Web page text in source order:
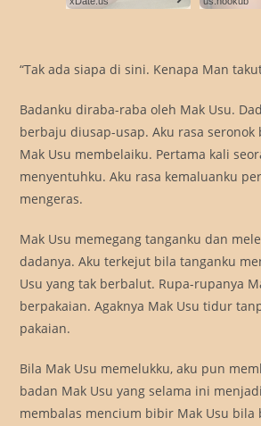
“Tak ada siapa di sini. Kenapa Man
Badanku diraba-raba oleh Mak Usu.
berbaju diusap-usap. Aku rasa
Mak Usu membelaiku. Pertama kali
menyentuhku. Aku rasa kemaluanku
mengeras.
Mak Usu memegang tanganku dan
dadanya. Aku terkejut bila tanganku
Usu yang tak berbalut. Rupa-rupanya
berpakaian. Agaknya Mak Usu tidur
pakaian.
Bila Mak Usu memelukku, aku pun
badan Mak Usu yang selama ini
membalas mencium bibir Mak Usu bila